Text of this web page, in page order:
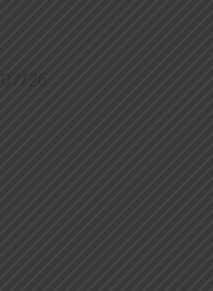
26